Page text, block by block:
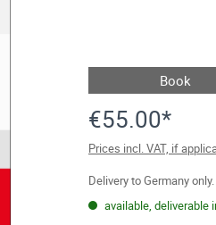
Book
€55.00*
Prices incl. VAT, if
Delivery to Germany
available, deliverable